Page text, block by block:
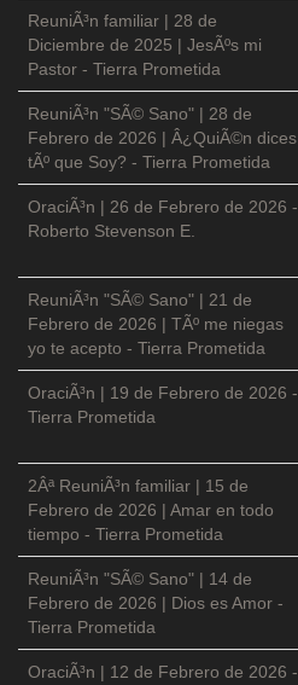
ReuniÃ³n familiar | 28 de
Diciembre de 2025 | JesÃºs mi
Pastor - Tierra Prometida
ReuniÃ³n "SÃ© Sano" | 28 de
Febrero de 2026 | Â¿QuiÃ©n dices
tÃº que Soy? - Tierra Prometida
OraciÃ³n | 26 de Febrero de 2026 -
Roberto Stevenson E.
ReuniÃ³n "SÃ© Sano" | 21 de
Febrero de 2026 | TÃº me niegas
yo te acepto - Tierra Prometida
OraciÃ³n | 19 de Febrero de 2026 -
Tierra Prometida
2Âª ReuniÃ³n familiar | 15 de
Febrero de 2026 | Amar en todo
tiempo - Tierra Prometida
ReuniÃ³n "SÃ© Sano" | 14 de
Febrero de 2026 | Dios es Amor -
Tierra Prometida
OraciÃ³n | 12 de Febrero de 2026 -